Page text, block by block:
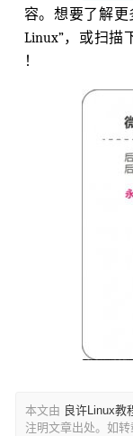
容。想要了解
Linux”，或扫描
！
本文由 良许Linux教
注明文章出处。如